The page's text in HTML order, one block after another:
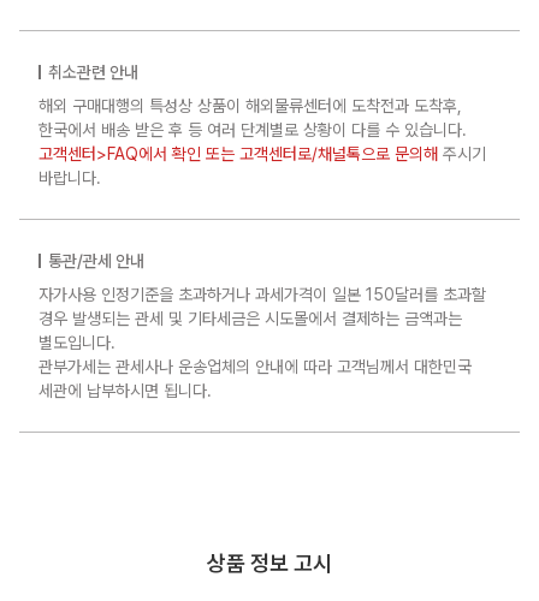
취소관련 안내
해외 구매대행의 특성상 상품이 해외물류센터에 도착전과 도착후,
한국에서 배송 받은 후 등 여러 단계별로 상황이 다를 수 있습니다.
고객센터>FAQ에서 확인 또는 고객센터로/채널톡으로 문의해 주시기
바랍니다.
통관/관세 안내
자가사용 인정기준을 초과하거나 과세가격이 일본 150달러를 초과할
경우 발생되는 관세 및 기타세금은 시도몰에서 결제하는 금액과는
별도입니다.
관부가세는 관세사나 운송업체의 안내에 따라 고객님께서 대한민국
세관에 납부하시면 됩니다.
상품 정보 고시